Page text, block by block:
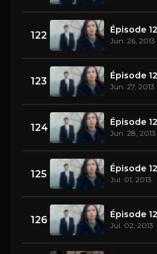
122 Épisode
Jun. 26, 2013
123 Épisode
Jun. 27, 2013
124 Épisode
Jun. 28, 2013
125 Épisode
Jul. 01, 2013
126 Épisode
Jul. 02, 2013